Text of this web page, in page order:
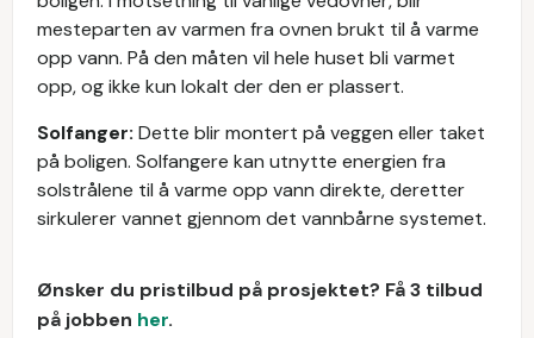
mesteparten av varmen fra ovnen brukt til å varme
opp vann. På den måten vil hele huset bli varmet
opp, og ikke kun lokalt der den er plassert.
Solfanger: Dette blir montert på veggen eller taket
på boligen. Solfangere kan utnytte energien fra
solstrålene til å varme opp vann direkte, deretter
sirkulerer vannet gjennom det vannbårne systemet.
Ønsker du pristilbud på prosjektet? Få 3 tilbud
på jobben her.